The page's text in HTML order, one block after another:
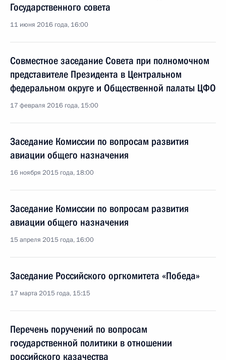
Государственного совета
11 июня 2016 года, 16:00
Совместное заседание Совета при полномочном
представителе Президента в Центральном
федеральном округе и Общественной палаты ЦФО
17 февраля 2016 года, 15:00
Заседание Комиссии по вопросам развития
авиации общего назначения
16 ноября 2015 года, 18:00
Заседание Комиссии по вопросам развития
авиации общего назначения
15 апреля 2015 года, 16:00
Заседание Российского оргкомитета «Победа»
17 марта 2015 года, 15:15
Перечень поручений по вопросам
государственной политики в отношении
российского казачества